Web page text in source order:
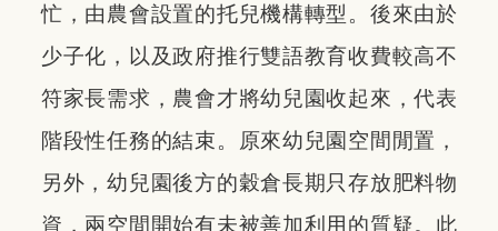
忙，由農會設置的托兒機構轉型。後來由於
少子化，以及政府推行雙語教育收費較高不
符家長需求，農會才將幼兒園收起來，代表
階段性任務的結束。原來幼兒園空間閒置，
另外，幼兒園後方的穀倉長期只存放肥料物
資，兩空間開始有未被善加利用的質疑。此